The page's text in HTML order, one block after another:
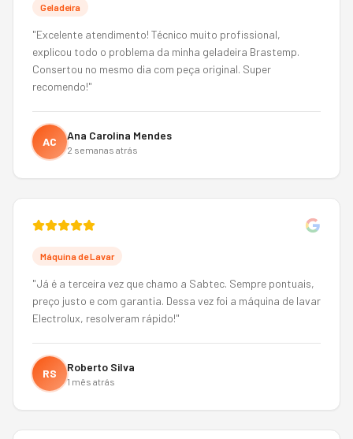
Geladeira
"Excelente atendimento! Técnico muito profissional,
explicou todo o problema da minha geladeira Brastemp.
Consertou no mesmo dia com peça original. Super
recomendo!"
AC Ana Carolina Mendes
2 semanas atrás
Máquina de Lavar
"Já é a terceira vez que chamo a Sabtec. Sempre pontuais,
preço justo e com garantia. Dessa vez foi a máquina de lavar
Electrolux, resolveram rápido!"
RS Roberto Silva
1 mês atrás